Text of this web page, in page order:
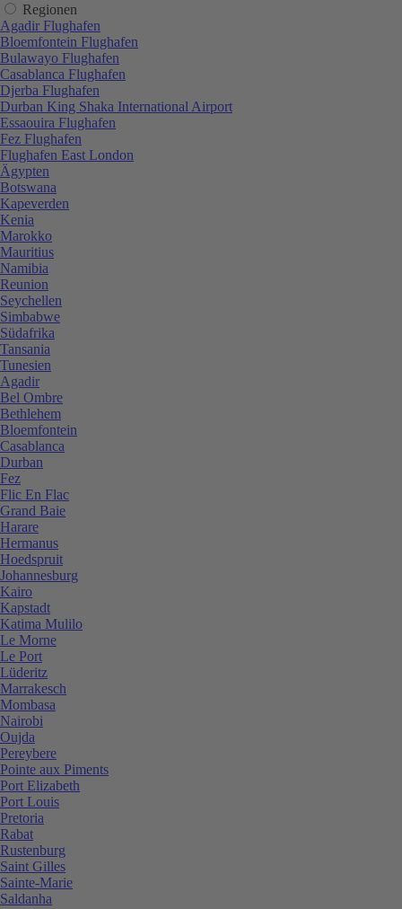
Regionen
Agadir Flughafen
Bloemfontein Flughafen
Bulawayo Flughafen
Casablanca Flughafen
Djerba Flughafen
Durban King Shaka International Airport
Essaouira Flughafen
Fez Flughafen
Flughafen East London
Ägypten
Botswana
Kapeverden
Kenia
Marokko
Mauritius
Namibia
Reunion
Seychellen
Simbabwe
Südafrika
Tansania
Tunesien
Agadir
Bel Ombre
Bethlehem
Bloemfontein
Casablanca
Durban
Fez
Flic En Flac
Grand Baie
Harare
Hermanus
Hoedspruit
Johannesburg
Kairo
Kapstadt
Katima Mulilo
Le Morne
Le Port
Lüderitz
Marrakesch
Mombasa
Nairobi
Oujda
Pereybere
Pointe aux Piments
Port Elizabeth
Port Louis
Pretoria
Rabat
Rustenburg
Saint Gilles
Sainte-Marie
Saldanha